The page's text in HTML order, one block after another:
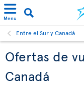
Menu
Entre el Sur y Canadá
Ofertas de
Canadá